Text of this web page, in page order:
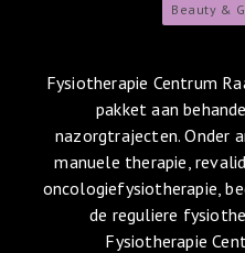
Beauty &
Fysiotherapie Centrum
pakket aan
nazorgtrajecten. Onder
manuele therapie,
oncologiefysiotherapie,
de reguliere
Fysiotherapie